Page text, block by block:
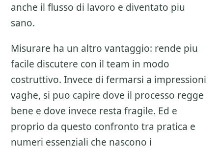
anche il flusso di lavoro e diventato piu
sano.
Misurare ha un altro vantaggio: rende piu
facile discutere con il team in modo
costruttivo. Invece di fermarsi a impressioni
vaghe, si puo capire dove il processo regge
bene e dove invece resta fragile. Ed e
proprio da questo confronto tra pratica e
numeri essenziali che nascono i